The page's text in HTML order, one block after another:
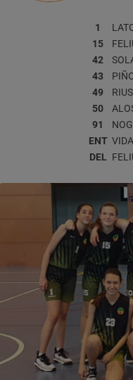
1
15
42
43
49
50
91
ENT
DEL